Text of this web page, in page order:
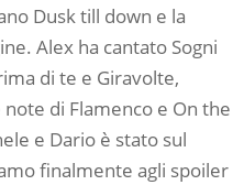
Dusk till down e la
Alex ha cantato Sogni
di te e Giravolte,
di Flamenco e On the
e Dario è stato sul
finalmente agli spoiler